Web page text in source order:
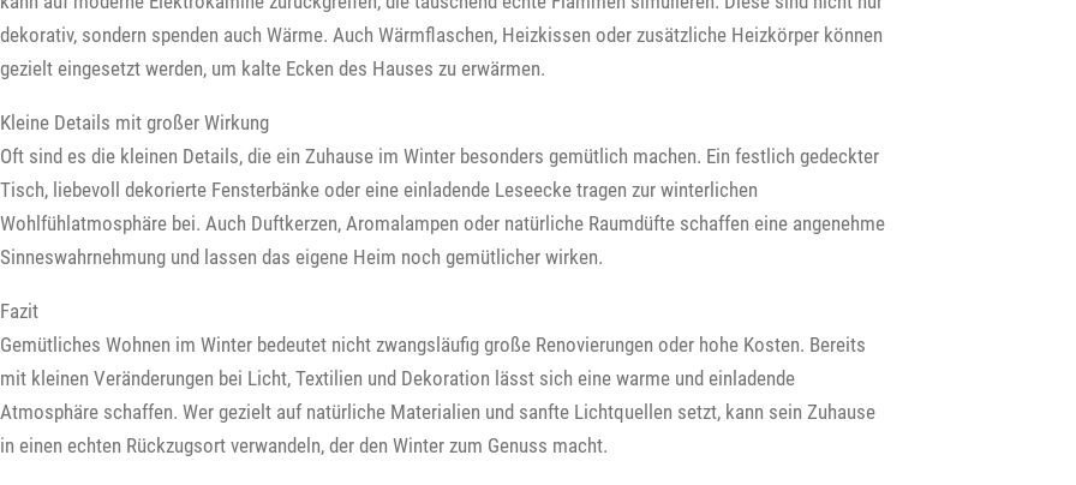
dekorativ, sondern spenden auch Wärme. Auch Wärmflaschen, Heizkissen oder zusätzliche Heizkörper können
gezielt eingesetzt werden, um kalte Ecken des Hauses zu erwärmen.
Kleine Details mit großer Wirkung
Oft sind es die kleinen Details, die ein Zuhause im Winter besonders gemütlich machen. Ein festlich gedeckter
Tisch, liebevoll dekorierte Fensterbänke oder eine einladende Leseecke tragen zur winterlichen
Wohlfühlatmosphäre bei. Auch Duftkerzen, Aromalampen oder natürliche Raumdüfte schaffen eine angenehme
Sinneswahrnehmung und lassen das eigene Heim noch gemütlicher wirken.
Fazit
Gemütliches Wohnen im Winter bedeutet nicht zwangsläufig große Renovierungen oder hohe Kosten. Bereits
mit kleinen Veränderungen bei Licht, Textilien und Dekoration lässt sich eine warme und einladende
Atmosphäre schaffen. Wer gezielt auf natürliche Materialien und sanfte Lichtquellen setzt, kann sein Zuhause
in einen echten Rückzugsort verwandeln, der den Winter zum Genuss macht.